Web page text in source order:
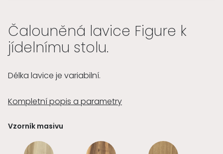
Čalouněná lavice Figure k
jídelnímu stolu.
Délka lavice je variabilní.
Kompletní popis a parametry
Vzorník masivu